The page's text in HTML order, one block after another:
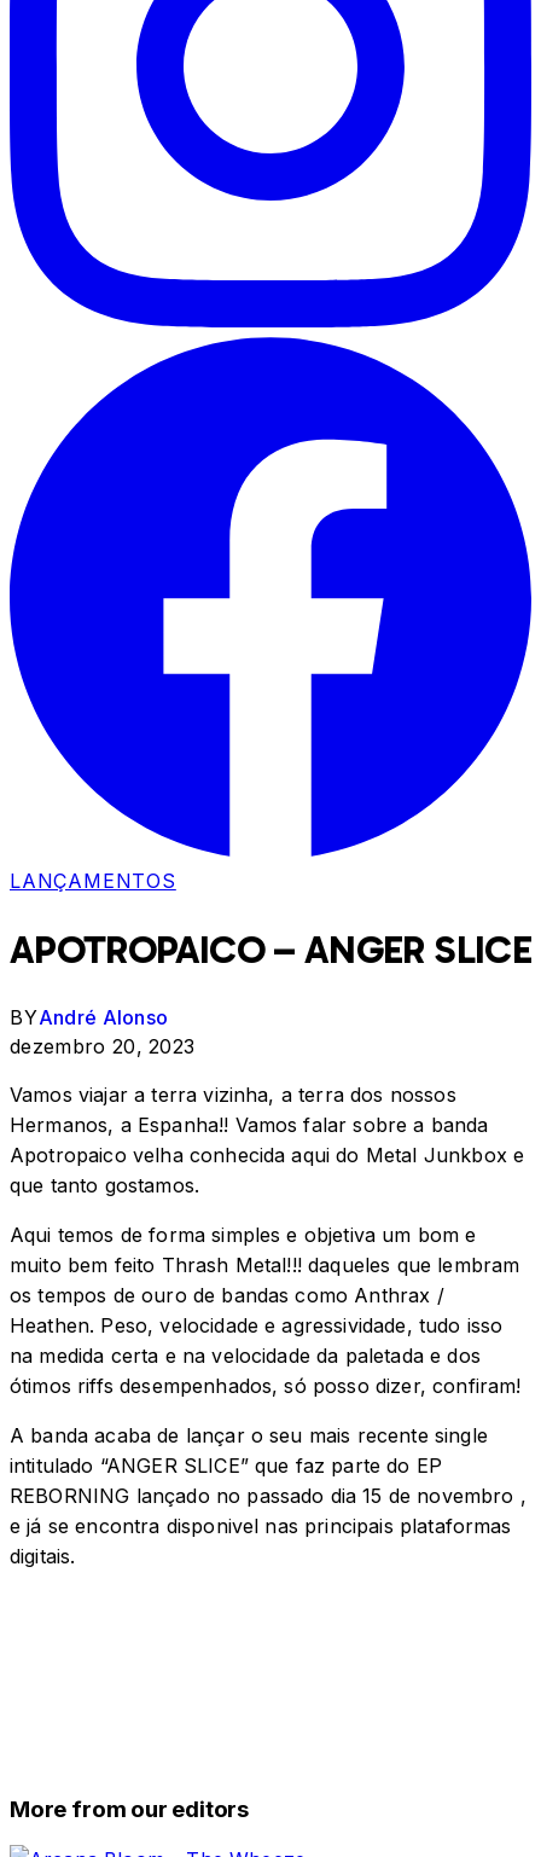
LANÇAMENTOS
APOTROPAICO – ANGER SLICE
BYAndré Alonso
dezembro 20, 2023
Vamos viajar a terra vizinha, a terra dos nossos
Hermanos, a Espanha!! Vamos falar sobre a banda
Apotropaico velha conhecida aqui do Metal Junkbox e
que tanto gostamos.
Aqui temos de forma simples e objetiva um bom e
muito bem feito Thrash Metal!!! daqueles que lembram
os tempos de ouro de bandas como Anthrax /
Heathen. Peso, velocidade e agressividade, tudo isso
na medida certa e na velocidade da paletada e dos
ótimos riffs desempenhados, só posso dizer, confiram!
A banda acaba de lançar o seu mais recente single
intitulado “ANGER SLICE” que faz parte do EP
REBORNING lançado no passado dia 15 de novembro ,
e já se encontra disponivel nas principais plataformas
digitais.
More from our editors